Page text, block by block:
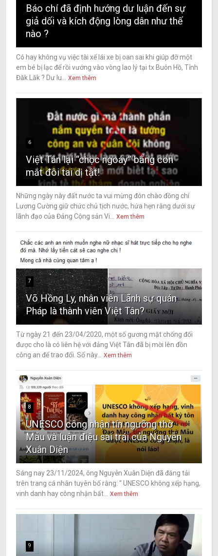
Báo chí đã định hướng dư luận đến sự
giả dối và kích động lòng dân như thế
nào ?
Có hay không vụ việc tài xế lái xe bị oan sai khi giúp đỡ một
em bé bị lạc để rồi vướng vào vòng lao lý tại tx Buôn Hồ, Tỉnh
Đăk Lăk ? Dư lu...
Xem thêm
6
Việt Tân lại “chọc ngoáy” bằng con
mắt đôi tai dị tật!
Những ngày này đất nước ta vui mừng đón chào đồng chí
Lương Cường giữ chức chủ tịch nước, hứa hẹn rằng dưới sự
lãnh đạo của Đảng Cộng sản Vi...
Xem thêm
7
Võ Hồng Ly, nhân viên Lãnh sự quán
Pháp là thành viên Việt Tân?
Từ ngày 21 đến 23/04/2020, một số gương mặt chống đối
được cho là có liên hệ với đảng Việt Tân đã bị mời lên đồn
công an để trao đổi. Số này...
Xem thêm
8
UNESCO công nhận tín ngưỡng thờ
Mẫu và luận điệu sai trái của Nguyễn
Xuân Diện
Sáng nay 23/11/2024, ông Nguyễn Xuân Diện đã đăng tải
trên trang cá nhân tuyên bố rằng: “ UNESCO không xếp hạng,
vinh danh hay công nhận bất...
Xem thêm
9